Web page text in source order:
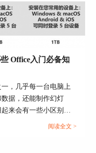
Office入门必备知
，几乎每一台电脑上
据，还能制作幻灯
来会有一些小区别，
版和家庭版区别有哪
阅读全文 >